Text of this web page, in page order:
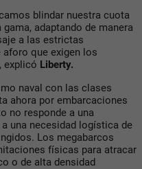
blindar nuestra cuota
adaptando de manera
a las estrictas
que exigen los
explicó Liberty.
naval con las clases
ahora por embarcaciones
no responde a una
una necesidad logística de
Los megabarcos
físicas para atracar
o de alta densidad